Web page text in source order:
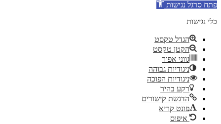
פתח סרגל נגישות
כלי נגישות
הגדל טקסט
הקטן טקסט
גווני אפור
ניגודיות גבוהה
ניגודיות הפוכה
רקע בהיר
הדגשת קישורים
פונט קריא
איפוס